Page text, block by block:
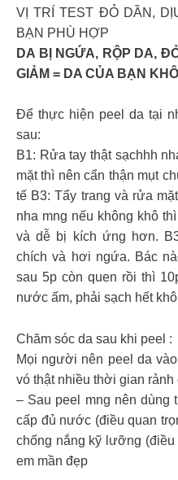
VỊ TRÍ TEST ĐỎ DẦN,
BẠN PHÙ HỢP
DA BỊ NGỨA, RỘP DA,
GIẢM = DA CỦA BẠN
Để thực hiện peel da tại
sau:
B1: Rửa tay thật sạchhh
mặt thì nên cẩn thận mụt
tế B3: Tẩy trang và rửa
nha mng nếu không khô
và dễ bị kích ứng hơn.
chích và hơi ngứa. Bác
sau 5p còn quen rồi thì
nước ấm, phải sạch hết
Chăm sóc da sau khi peel :
Mọi người nên peel da
vó thật nhiều thời gian
– Sau peel mng nên dùng
cấp đủ nước (điều quan
chống nắng kỹ lưỡng (điều
em mần đẹp